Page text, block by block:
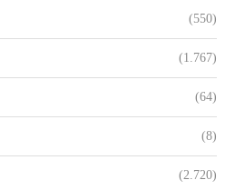
(550)
(1.767)
(64)
(8)
(2.720)